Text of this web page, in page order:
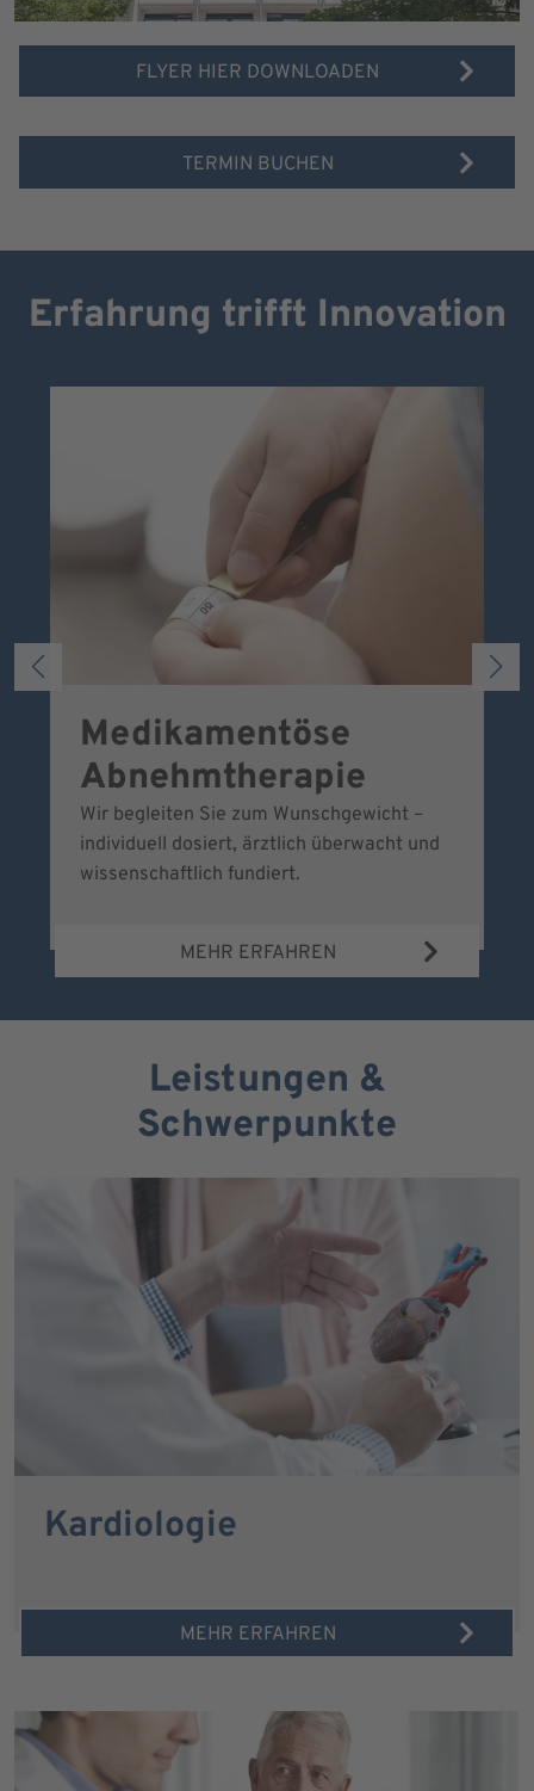
FLYER HIER DOWNLOADEN
TERMIN BUCHEN
Erfahrung trifft Innovation
Medikamentöse
Abnehmtherapie
Wir begleiten Sie zum Wunschgewicht –
individuell dosiert, ärztlich überwacht und
wissenschaftlich fundiert.
MEHR ERFAHREN
Leistungen &
Schwerpunkte
Kardiologie
MEHR ERFAHREN